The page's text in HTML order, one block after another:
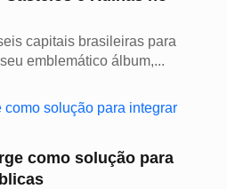
capitais brasileiras para
emblemático álbum,...
como solução para